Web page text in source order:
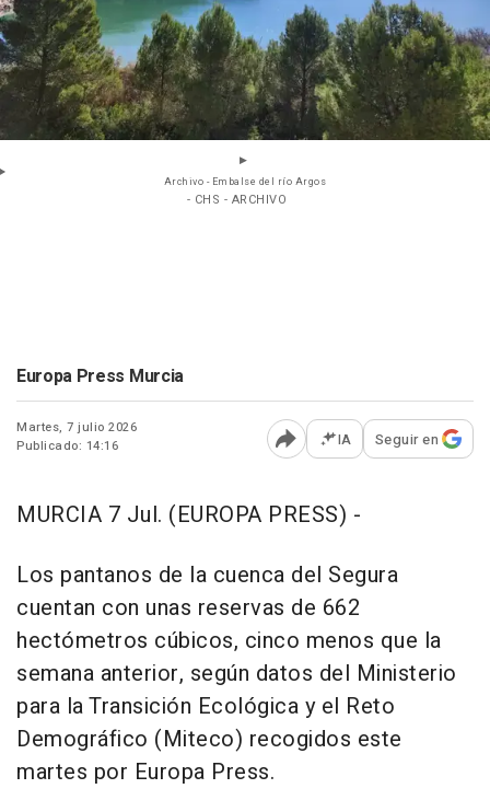
Archivo - Embalse del río Argos
- CHS - ARCHIVO
Europa Press Murcia
Martes, 7 julio 2026
Publicado: 14:16
Abrir opciones para
IA Seguir en
MURCIA 7 Jul. (EUROPA PRESS) -
Los pantanos de la cuenca del Segura
cuentan con unas reservas de 662
hectómetros cúbicos, cinco menos que la
semana anterior, según datos del Ministerio
para la Transición Ecológica y el Reto
Demográfico (Miteco) recogidos este
martes por Europa Press.